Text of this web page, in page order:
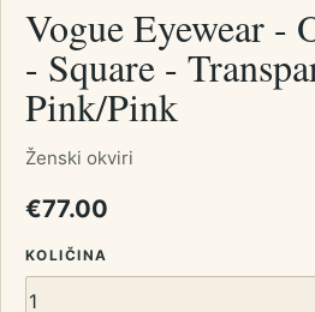
Vogue Eyewear -
- Square -
Pink/Pink
Ženski okviri
€77.00
KOLIČINA